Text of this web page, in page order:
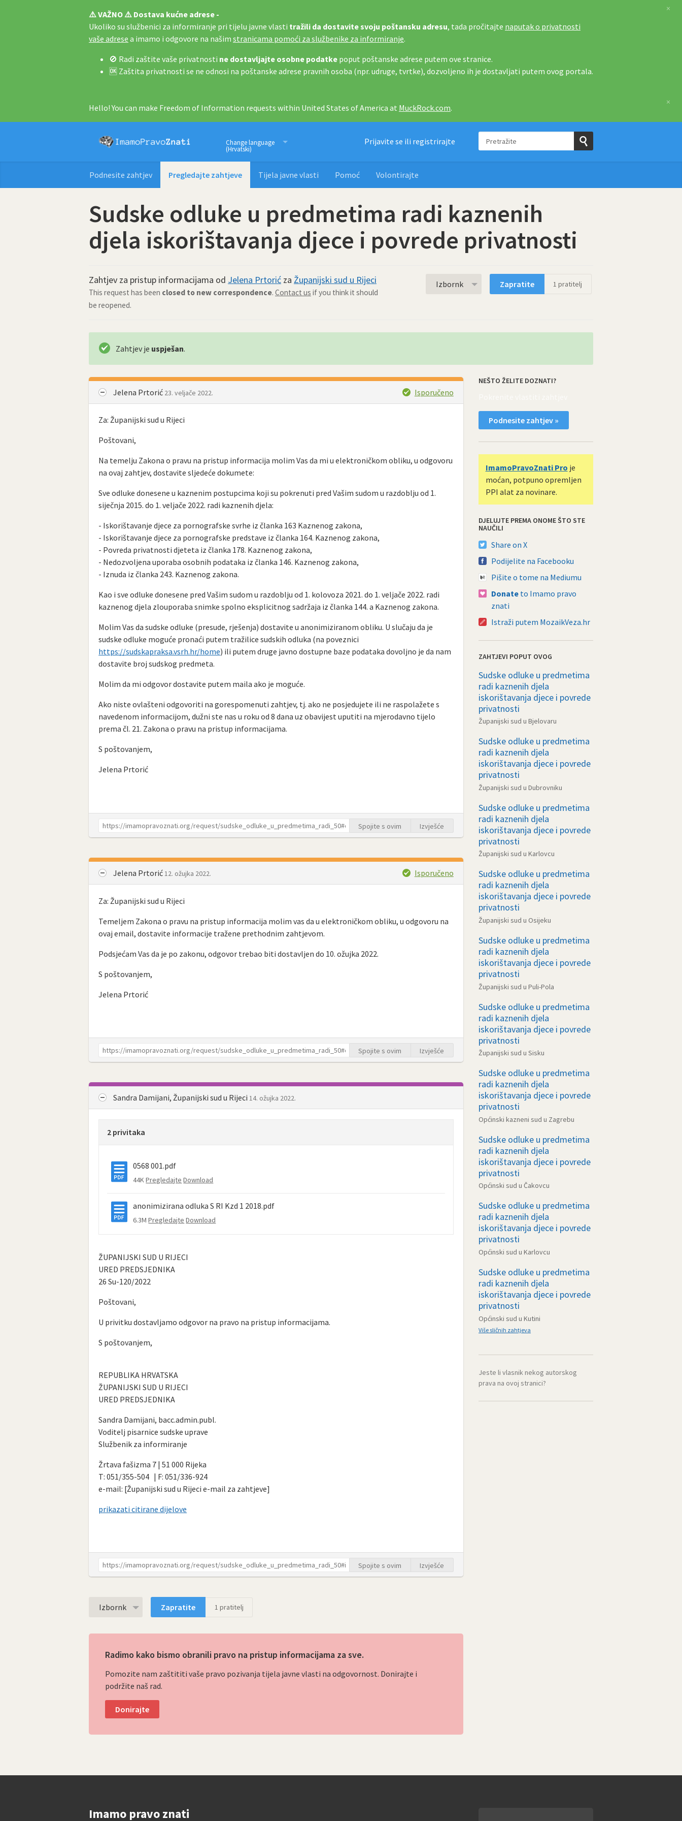
⚠️ VAŽNO ⚠️ Dostava kućne adrese -
Ukoliko su službenici za informiranje pri tijelu javne vlasti tražili da dostavite svoju poštansku adresu, tada pročitajte naputak o privatnosti
vaše adrese a imamo i odgovore na našim stranicama pomoći za službenike za informiranje.
🚫 Radi zaštite vaše privatnosti ne dostavljajte osobne podatke poput poštanske adrese putem ove stranice.
🆗 Zaštita privatnosti se ne odnosi na poštanske adrese pravnih osoba (npr. udruge, tvrtke), dozvoljeno ih je dostavljati putem ovog portala.
×
Hello! You can make Freedom of Information requests within United States of America at MuckRock.com.
×
Imamo pravo znati
Change language
(Hrvatski)
Prijavite se ili registrirajte Pretražite
Pošaljite
Podnesite zahtjev Pregledajte zahtjeve Tijela javne vlasti Pomoć Volontirajte
Sudske odluke u predmetima radi kaznenih
djela iskorištavanja djece i povrede privatnosti
Zahtjev za pristup informacijama od Jelena Prtorić za Županijski sud u Rijeci
This request has been closed to new correspondence. Contact us if you think it should
be reopened.
Izbornk Zapratite 1 pratitelj
Zahtjev je uspješan.
Jelena Prtorić 23. veljače 2022. Isporučeno
Za: Županijski sud u Rijeci
Poštovani,
Na temelju Zakona o pravu na pristup informacija molim Vas da mi u elektroničkom obliku, u odgovoru
na ovaj zahtjev, dostavite sljedeće dokumete:
Sve odluke donesene u kaznenim postupcima koji su pokrenuti pred Vašim sudom u razdoblju od 1.
siječnja 2015. do 1. veljače 2022. radi kaznenih djela:
- Iskorištavanje djece za pornografske svrhe iz članka 163 Kaznenog zakona,
- Iskorištavanje djece za pornografske predstave iz članka 164. Kaznenog zakona,
- Povreda privatnosti djeteta iz članka 178. Kaznenog zakona,
- Nedozvoljena uporaba osobnih podataka iz članka 146. Kaznenog zakona,
- Iznuda iz članka 243. Kaznenog zakona.
Kao i sve odluke donesene pred Vašim sudom u razdoblju od 1. kolovoza 2021. do 1. veljače 2022. radi
kaznenog djela zlouporaba snimke spolno eksplicitnog sadržaja iz članka 144. a Kaznenog zakona.
Molim Vas da sudske odluke (presude, rješenja) dostavite u anonimiziranom obliku. U slučaju da je
sudske odluke moguće pronaći putem tražilice sudskih odluka (na poveznici
https://sudskapraksa.vsrh.hr/home) ili putem druge javno dostupne baze podataka dovoljno je da nam
dostavite broj sudskog predmeta.
Molim da mi odgovor dostavite putem maila ako je moguće.
Ako niste ovlašteni odgovoriti na gorespomenuti zahtjev, tj. ako ne posjedujete ili ne raspolažete s
navedenom informacijom, dužni ste nas u roku od 8 dana uz obavijest uputiti na mjerodavno tijelo
prema čl. 21. Zakona o pravu na pristup informacijama.
S poštovanjem,
Jelena Prtorić
Spojite s ovim Izvješće
Jelena Prtorić12. ožujka 2022. Isporučeno
Za: Županijski sud u Rijeci
Temeljem Zakona o pravu na pristup informacija molim vas da u elektroničkom obliku, u odgovoru na
ovaj email, dostavite informacije tražene prethodnim zahtjevom.
Podsjećam Vas da je po zakonu, odgovor trebao biti dostavljen do 10. ožujka 2022.
S poštovanjem,
Jelena Prtorić
Spojite s ovim Izvješće
Sandra Damijani, Županijski sud u Rijeci 14. ožujka 2022.
2 privitaka
0568 001.pdf
44KPregledajte Download
anonimizirana odluka S RI Kzd 1 2018.pdf
6.3MPregledajte Download
ŽUPANIJSKI SUD U RIJECI
URED PREDSJEDNIKA
26 Su-120/2022
Poštovani,
U privitku dostavljamo odgovor na pravo na pristup informacijama.
S poštovanjem,
REPUBLIKA HRVATSKA
ŽUPANIJSKI SUD U RIJECI
URED PREDSJEDNIKA
Sandra Damijani, bacc.admin.publ.
Voditelj pisarnice sudske uprave
Službenik za informiranje
Žrtava fašizma 7 | 51 000 Rijeka
T: 051/355-504 | F: 051/336-924
e-mail: [Županijski sud u Rijeci e-mail za zahtjeve]
prikazati citirane dijelove
Spojite s ovim Izvješće
Izbornk Zapratite 1 pratitelj
Radimo kako bismo obranili pravo na pristup informacijama za sve.
Pomozite nam zaštititi vaše pravo pozivanja tijela javne vlasti na odgovornost. Donirajte i
podržite naš rad.
Donirajte
NEŠTO ŽELITE DOZNATI?
Podnesite zahtjev »
ImamoPravoZnati Pro je
moćan, potpuno opremljen
PPI alat za novinare.
DJELUJTE PREMA ONOME ŠTO STE
NAUČILI
Share on X
Podijelite na Facebooku
Pišite o tome na Mediumu
Donate to Imamo pravo
znati
Istraži putem MozaikVeza.hr
ZAHTJEVI POPUT OVOG
Sudske odluke u predmetima
radi kaznenih djela
iskorištavanja djece i povrede
privatnosti
Županijski sud u Bjelovaru
Sudske odluke u predmetima
radi kaznenih djela
iskorištavanja djece i povrede
privatnosti
Županijski sud u Dubrovniku
Sudske odluke u predmetima
radi kaznenih djela
iskorištavanja djece i povrede
privatnosti
Županijski sud u Karlovcu
Sudske odluke u predmetima
radi kaznenih djela
iskorištavanja djece i povrede
privatnosti
Županijski sud u Osijeku
Sudske odluke u predmetima
radi kaznenih djela
iskorištavanja djece i povrede
privatnosti
Županijski sud u Puli-Pola
Sudske odluke u predmetima
radi kaznenih djela
iskorištavanja djece i povrede
privatnosti
Županijski sud u Sisku
Sudske odluke u predmetima
radi kaznenih djela
iskorištavanja djece i povrede
privatnosti
Općinski kazneni sud u Zagrebu
Sudske odluke u predmetima
radi kaznenih djela
iskorištavanja djece i povrede
privatnosti
Općinski sud u Čakovcu
Sudske odluke u predmetima
radi kaznenih djela
iskorištavanja djece i povrede
privatnosti
Općinski sud u Karlovcu
Sudske odluke u predmetima
radi kaznenih djela
iskorištavanja djece i povrede
privatnosti
Općinski sud u Kutini
Više sličnih zahtjeva
Jeste li vlasnik nekog autorskog
prava na ovoj stranici?
Imamo pravo znati